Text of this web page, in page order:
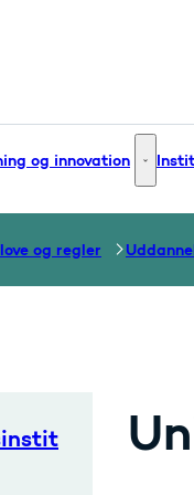
- Flere links
og innovation
og regler